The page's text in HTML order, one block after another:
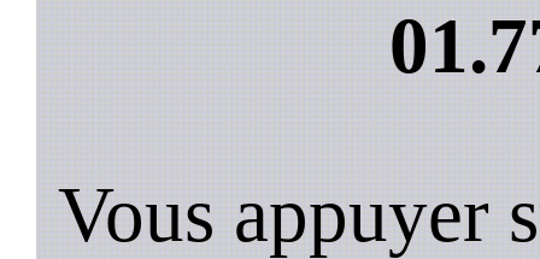
Vous appuyer